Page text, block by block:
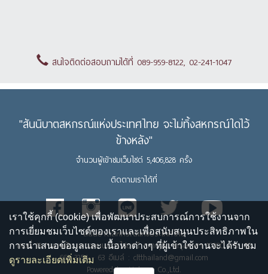
สนใจติดต่อสอบถามได้ที่ 089-959-8122, 02-241-1047
"สันนิบาตสหกรณ์แห่งประเทศไทย จะไม่ทิ้งสหกรณ์ใดไว้
ข้างหลัง"
จำนวนผู้เข้าชมเว็บไซต์ 5,406,828 ครั้ง
ติดตามเราได้ที่
สันนิบาตสหกรณ์แห่งประเทศไทย
เลขที่ 13 ถนนพิชัย แขวงถนนนครไชยศรี เขตดุสิต กรุงเทพฯ 10300 โทร. 02
669 3254 - 63 อีเมล์ : cltthailand@gmail.com
Powered by Upbean Co.,Ltd.
เราใช้คุกกี้ (cookie) เพื่อพัฒนาประสบการณ์การใช้งานจาก
การเยี่ยมชมเว็บไซต์ของเราและเพื่อสนับสนุนประสิทธิภาพใน
การนำเสนอข้อมูลและ เนื้อหาต่างๆ ที่ผู้เข้าใช้งานจะได้รับชม
ดูรายละเอียดเพิ่มเติม